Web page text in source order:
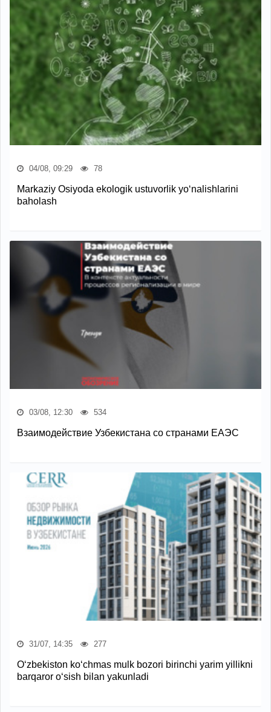
04/08, 09:29 78
Markaziy Osiyoda ekologik ustuvorlik yo‘nalishlarini
baholash
03/08, 12:30 534
Взаимодействие Узбекистана со странами ЕАЭС
31/07, 14:35 277
O‘zbekiston ko‘chmas mulk bozori birinchi yarim yillikni
barqaror o‘sish bilan yakunladi